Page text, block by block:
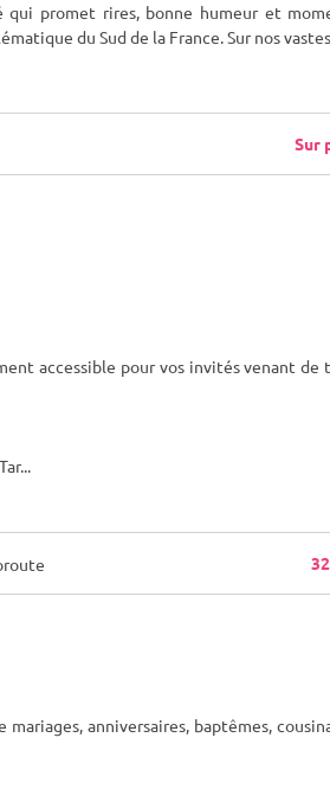
promet rires, bonne humeur et
du Sud de la France. Sur nos
Sur
accessible pour vos invités venant de
...
anniversaires, baptêmes,